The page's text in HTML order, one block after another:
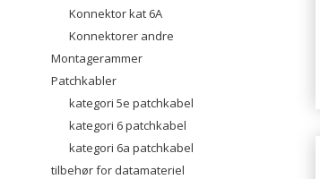
Konnektor kat 6A
Konnektorer andre
Montagerammer
Patchkabler
kategori 5e patchkabel
kategori 6 patchkabel
kategori 6a patchkabel
tilbehør for datamateriel